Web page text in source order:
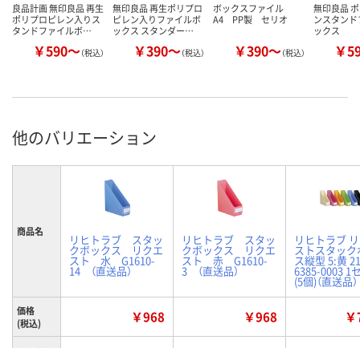
良品計画 無印良品 再生
ポリプロピレン入りス
タンドファイルボ…
￥590～（税込）
無印良品 再生ポリプロ
ピレン入りファイルボ
ックス スタンダー…
￥390～（税込）
ボックスファイル
A4 PP製 セリオ
￥390～（税込）
無印良品
ンスタン
ックス
￥
他のバリエーション
商品名
リヒトラブ スタッ
クボックス リクエ
スト 水 G1610-
14 （直送品）
リヒトラブ スタッ
クボックス リクエ
スト 赤 G1610-
3 （直送品）
リヒトラブ
ストスタッ
ス縦型 5:黄
6385-0003 1
(5個)（直送品）
価格
(税込)
￥968 ￥968